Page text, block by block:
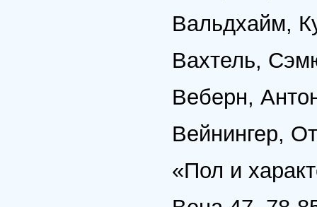
Вальдхайм,
Вахтель,
Веберн,
Вейнингер,
«Пол и